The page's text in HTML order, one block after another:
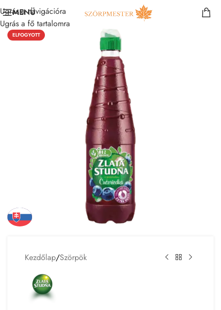
Ugrás a navigációra
Ugrás a fő tartalomra
MENÜ
ELFOGYOTT
Kezdőlap/Szörpök